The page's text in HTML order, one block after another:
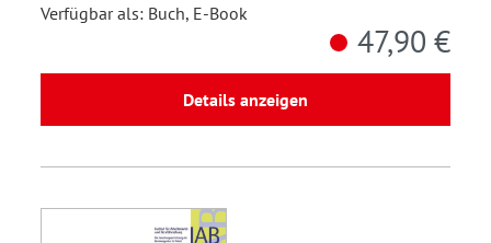
Verfügbar als: Buch, E-Book
47,90 €
Details anzeigen